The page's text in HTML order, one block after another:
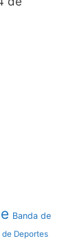
Banda de
Deportes